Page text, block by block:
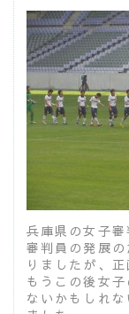
兵庫県の女子
審判員の発展
りましたが、
もうこの後女
ないかもしれ